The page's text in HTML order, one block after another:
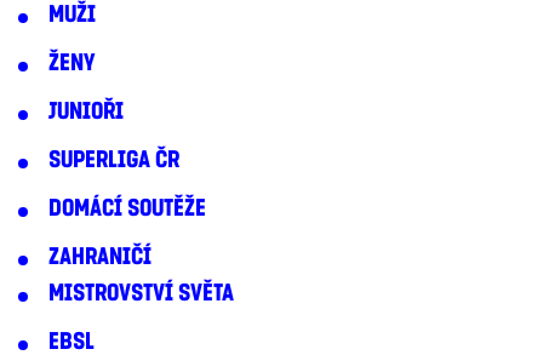
MUŽI
ŽENY
JUNIOŘI
SUPERLIGA ČR
DOMÁCÍ SOUTĚŽE
ZAHRANIČÍ
MISTROVSTVÍ SVĚTA
EBSL